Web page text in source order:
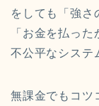
をしても「強さ
「お金を払っ
不公平なシステ
無課金でもコツ